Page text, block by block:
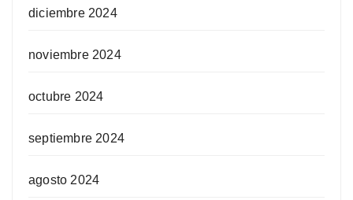
diciembre 2024
noviembre 2024
octubre 2024
septiembre 2024
agosto 2024